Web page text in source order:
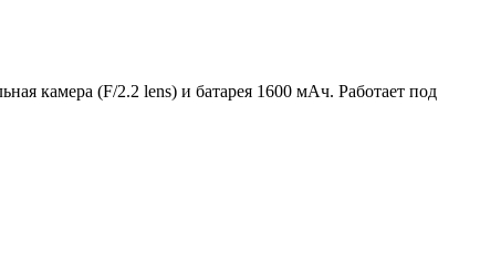
камера (F/2.2 lens) и батарея 1600 мАч. Работает под